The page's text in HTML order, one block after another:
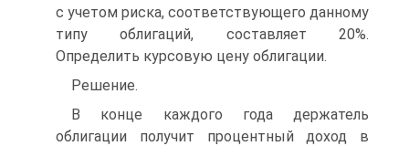
с учетом риска, соответствующего данному
типу облигаций, составляет 20%.
Определить курсовую цену облигации.
Решение.
В конце каждого года держатель
облигации получит процентный доход в